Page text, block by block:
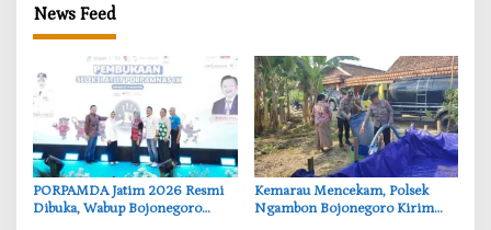
News Feed
‎PORPAMDA Jatim 2026 Resmi
Dibuka, Wabup Bojonegoro
‎Kemarau Mencekam, Polsek
Ngambon Bojonegoro Kirim